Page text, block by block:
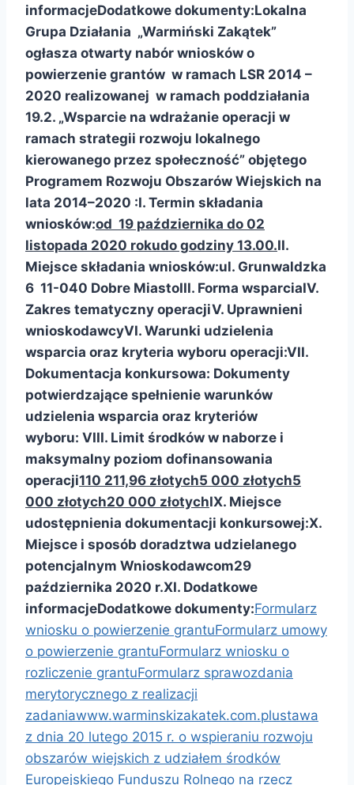
informacjeDodatkowe dokumenty:Lokalna
Grupa Działania „Warmiński Zakątek”
ogłasza otwarty nabór wniosków o
powierzenie grantów w ramach LSR 2014 –
2020 realizowanej w ramach poddziałania
19.2. „Wsparcie na wdrażanie operacji w
ramach strategii rozwoju lokalnego
kierowanego przez społeczność” objętego
Programem Rozwoju Obszarów Wiejskich na
lata 2014–2020 :I. Termin składania
wniosków:od 19 października do 02
listopada 2020 rokudo godziny 13.00.II.
Miejsce składania wniosków:ul. Grunwaldzka
6 11-040 Dobre MiastoIII. Forma wsparciaIV.
Zakres tematyczny operacjiV. Uprawnieni
wnioskodawcyVI. Warunki udzielenia
wsparcia oraz kryteria wyboru operacji:VII.
Dokumentacja konkursowa: Dokumenty
potwierdzające spełnienie warunków
udzielenia wsparcia oraz kryteriów
wyboru: VIII. Limit środków w naborze i
maksymalny poziom dofinansowania
operacji110 211,96 złotych5 000 złotych5
000 złotych20 000 złotychIX. Miejsce
udostępnienia dokumentacji konkursowej:X.
Miejsce i sposób doradztwa udzielanego
potencjalnym Wnioskodawcom29
października 2020 r.XI. Dodatkowe
informacjeDodatkowe dokumenty:Formularz
wniosku o powierzenie grantuFormularz umowy
o powierzenie grantuFormularz wniosku o
rozliczenie grantuFormularz sprawozdania
merytorycznego z realizacji
zadaniawww.warminskizakatek.com.plustawa
z dnia 20 lutego 2015 r. o wspieraniu rozwoju
obszarów wiejskich z udziałem środków
Europejskiego Funduszu Rolnego na rzecz